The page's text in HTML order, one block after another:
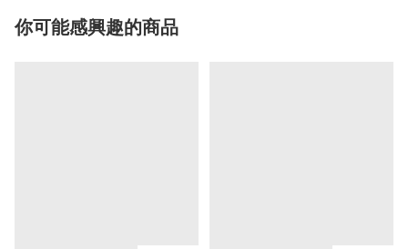
你可能感興趣的商品